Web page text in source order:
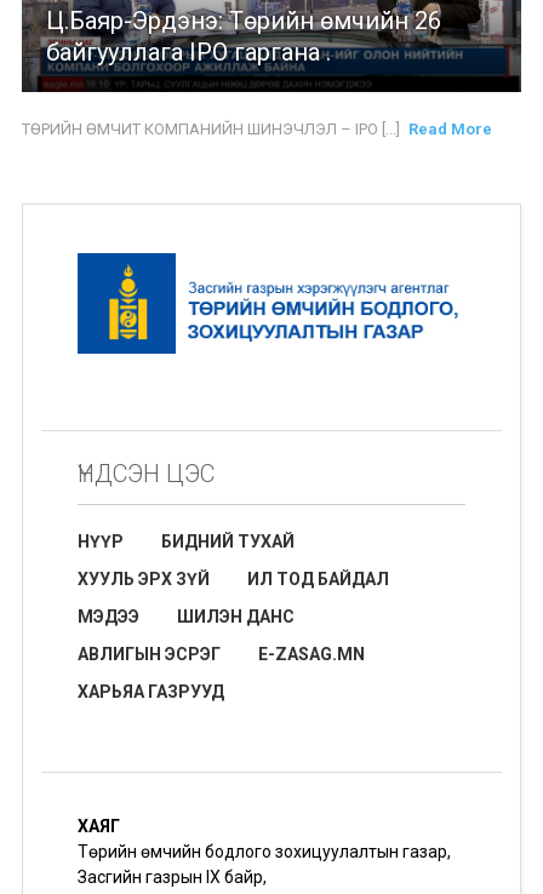
Ц.Баяр-Эрдэнэ: Төрийн өмчийн 26
байгууллага IPO гаргана .
ТӨРИЙН ӨМЧИТ КОМПАНИЙН ШИНЭЧЛЭЛ – IPO [...] Read More
ҮНДСЭН ЦЭС
НҮҮР
БИДНИЙ ТУХАЙ
ХУУЛЬ ЭРХ ЗҮЙ
ИЛ ТОД БАЙДАЛ
МЭДЭЭ
ШИЛЭН ДАНС
АВЛИГЫН ЭСРЭГ
E-ZASAG.MN
ХАРЬЯА ГАЗРУУД
ХАЯГ
Төрийн өмчийн бодлого зохицуулалтын газар,
Засгийн газрын IX байр,